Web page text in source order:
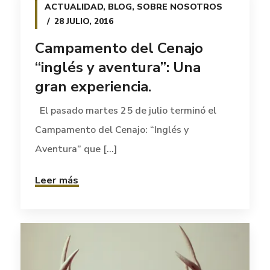
ACTUALIDAD, BLOG, SOBRE NOSOTROS
28 JULIO, 2016
Campamento del Cenajo
“inglés y aventura”: Una
gran experiencia.
El pasado martes 25 de julio terminó el
Campamento del Cenajo: “Inglés y
Aventura” que [...]
Leer más